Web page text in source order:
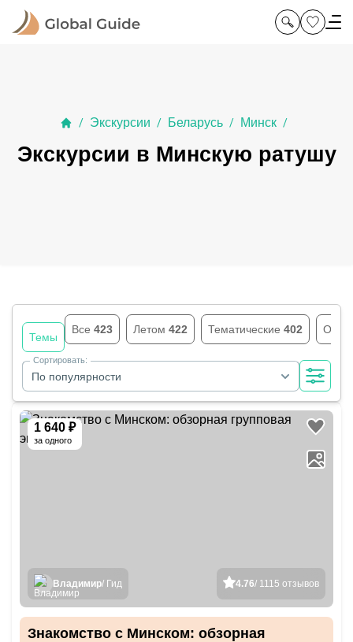
/ Экскурсии / Беларусь / Минск /
Экскурсии в Минскую ратушу
Темы
Все 423 Летом 422 Тематические 402
По популярности
Сортировать:
1 640 ₽
за одного
4.76/ 1115 отзывов
Владимир/ Гид
Знакомство с Минском: обзорная